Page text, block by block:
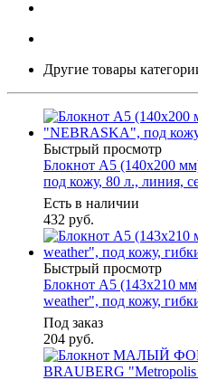
Другие товары
Быстрый просмотр
Блокнот А5 (140х200
под кожу, 80 л., линия,
Есть в наличии
432 руб.
Быстрый просмотр
Блокнот А5 (143x210
weather", под кожу,
Под заказ
204 руб.